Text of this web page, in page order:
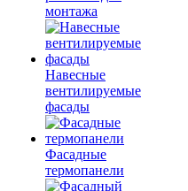
монтажа
Навесные
вентилируемые
фасады
Фасадные
термопанели